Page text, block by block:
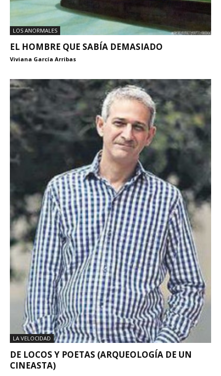
LOS ANORMALES
EL HOMBRE QUE SABÍA DEMASIADO
Viviana García Arribas
LA VELOCIDAD
DE LOCOS Y POETAS (ARQUEOLOGÍA DE UN
CINEASTA)